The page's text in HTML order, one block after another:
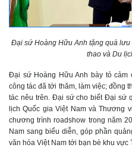
Đại sứ Hoàng Hữu Anh tặng quà
thao và Du
Đại sứ Hoàng Hữu Anh bày tỏ cảm
công tác đã tới thăm, làm việc; đồng
tác nêu trên. Đại sứ cho biết Đại sứ
lịch Quốc gia Việt Nam và Thương
chương trình roadshow trong năm
Nam sang biểu diễn, góp phần
văn hóa Việt Nam tới bạn bè khu vực